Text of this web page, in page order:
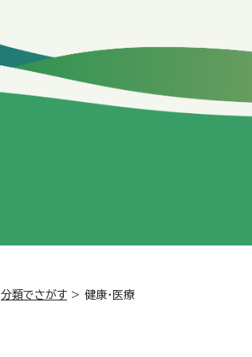
分類でさがす > 健康・医療